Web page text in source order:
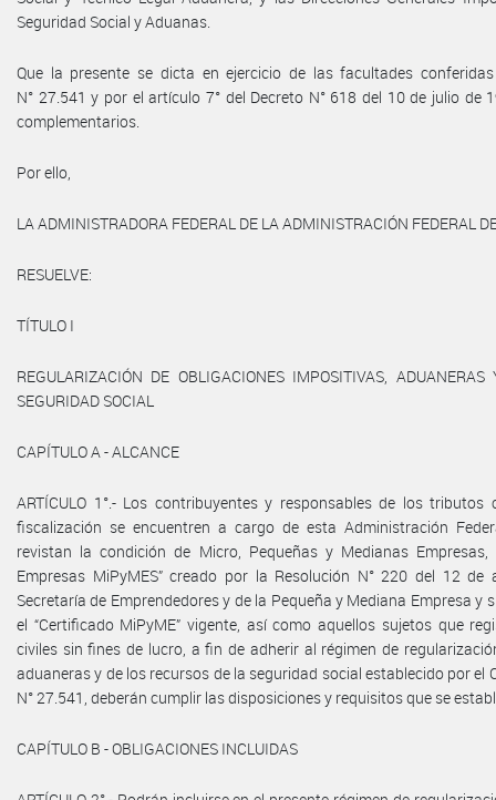
Seguridad Social y Aduanas.
Que la presente se dicta en ejercicio de las facultades
N° 27.541 y por el artículo 7° del Decreto N° 618 del 10 de julio de
complementarios.
Por ello,
LA ADMINISTRADORA FEDERAL DE LA ADMINISTRACIÓN FEDERAL
RESUELVE:
TÍTULO I
REGULARIZACIÓN DE OBLIGACIONES IMPOSITIVAS,
SEGURIDAD SOCIAL
CAPÍTULO A - ALCANCE
ARTÍCULO 1°.- Los contribuyentes y responsables de los tributos
fiscalización se encuentren a cargo de esta Administración
revistan la condición de Micro, Pequeñas y Medianas
Empresas MiPyMES” creado por la Resolución N° 220 del 12
Secretaría de Emprendedores y de la Pequeña y Mediana Empresa y
el “Certificado MiPyME” vigente, así como aquellos sujetos que
civiles sin fines de lucro, a fin de adherir al régimen de
aduaneras y de los recursos de la seguridad social establecido por el
N° 27.541, deberán cumplir las disposiciones y requisitos que se
CAPÍTULO B - OBLIGACIONES INCLUIDAS